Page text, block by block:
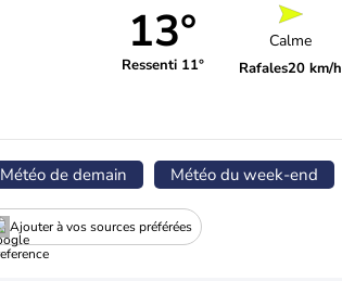
13°
Ressenti 11°
Calme
Rafales20 km/h
Météo de demain Météo du week-end
Ajouter à vos sources préférées